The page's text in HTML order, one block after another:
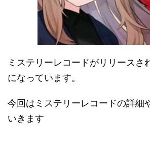
ミステリーレコードがリリースさ
になっています。
今回はミステリーレコードの詳細
いきます